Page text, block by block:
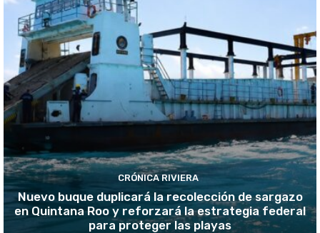
CRÓNICA RIVIERA
Nuevo buque duplicará la recolección de sargazo
en Quintana Roo y reforzará la estrategia federal
para proteger las playas